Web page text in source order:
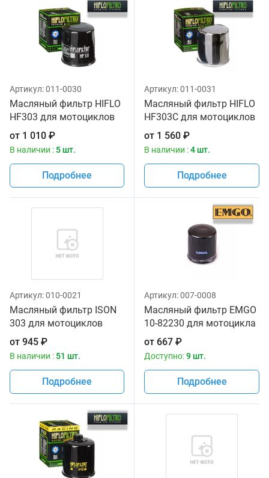
Артикул:011-0030
Масляный фильтр HIFLO
HF303 для мотоциклов
от 1 010 ₽
В наличии : 5 шт.
Подробнее
Артикул:011-0031
Масляный фильтр HIFLO
HF303C для мотоциклов
от 1 560 ₽
В наличии :4 шт.
Подробнее
Артикул:010-0021
Масляный фильтр ISON
303 для мотоциклов
от 945 ₽
В наличии : 51 шт.
Подробнее
Артикул:007-0008
Масляный фильтр EMGO
10-82230 для мотоцикла
от 667 ₽
Доступно:9 шт.
Подробнее